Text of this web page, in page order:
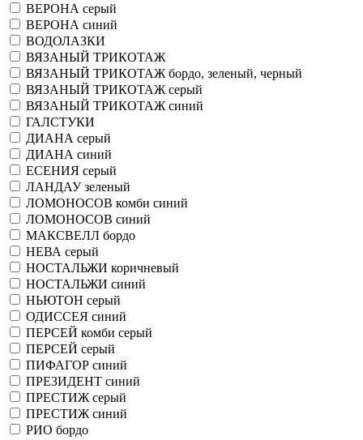
ВЕРОНА серый
ВЕРОНА синий
ВОДОЛАЗКИ
ВЯЗАНЫЙ ТРИКОТАЖ
ВЯЗАНЫЙ ТРИКОТАЖ бордо, зеленый, черный
ВЯЗАНЫЙ ТРИКОТАЖ серый
ВЯЗАНЫЙ ТРИКОТАЖ синий
ГАЛСТУКИ
ДИАНА серый
ДИАНА синий
ЕСЕНИЯ серый
ЛАНДАУ зеленый
ЛОМОНОСОВ комби синий
ЛОМОНОСОВ синий
МАКСВЕЛЛ бордо
НЕВА серый
НОСТАЛЬЖИ коричневый
НОСТАЛЬЖИ синий
НЬЮТОН серый
ОДИССЕЯ синий
ПЕРСЕЙ комби серый
ПЕРСЕЙ серый
ПИФАГОР синий
ПРЕЗИДЕНТ синий
ПРЕСТИЖ серый
ПРЕСТИЖ синий
РИО бордо